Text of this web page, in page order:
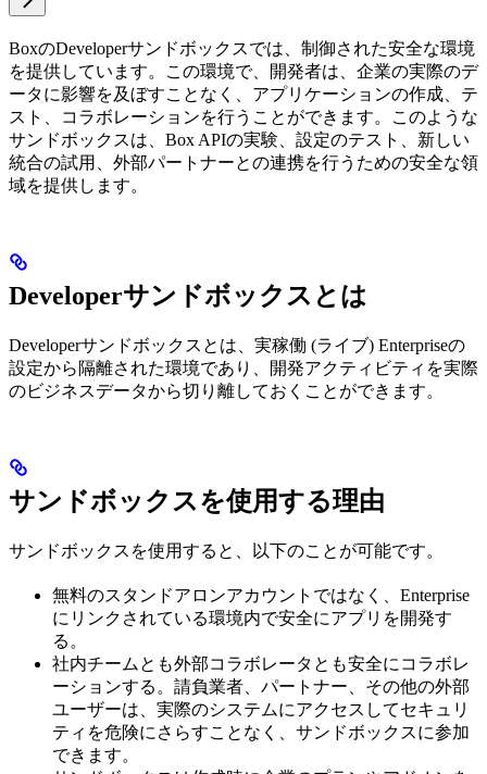
BoxのDeveloperサンドボックスでは、制御された安全な環境
を提供しています。この環境で、開発者は、企業の実際のデ
ータに影響を及ぼすことなく、アプリケーションの作成、テ
スト、コラボレーションを行うことができます。このような
サンドボックスは、Box APIの実験、設定のテスト、新しい
統合の試用、外部パートナーとの連携を行うための安全な領
域を提供します。
Developerサンドボックスとは
Developerサンドボックスとは、実稼働 (ライブ) Enterpriseの
設定から隔離された環境であり、開発アクティビティを実際
のビジネスデータから切り離しておくことができます。
サンドボックスを使用する理由
サンドボックスを使用すると、以下のことが可能です。
無料のスタンドアロンアカウントではなく、Enterprise
にリンクされている環境内で安全にアプリを開発す
る。
社内チームとも外部コラボレータとも安全にコラボレ
ーションする。請負業者、パートナー、その他の外部
ユーザーは、実際のシステムにアクセスしてセキュリ
ティを危険にさらすことなく、サンドボックスに参加
できます。